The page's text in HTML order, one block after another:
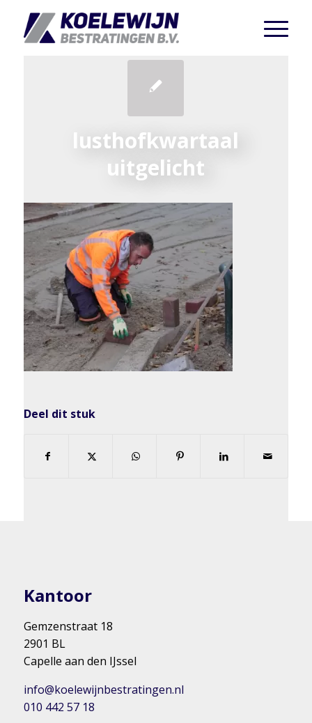
lusthofkwartaal
uitgelicht
Deel dit stuk
Kantoor
Gemzenstraat 18
2901 BL
Capelle aan den IJssel
info@koelewijnbestratingen.nl
010 442 57 18